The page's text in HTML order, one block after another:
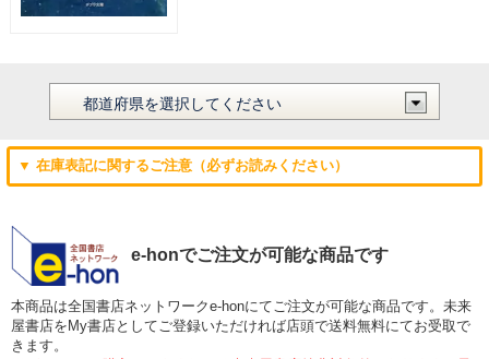
▼ 在庫表記に関するご注意（必ずお読みください）
e-honでご注文が可能な商品です
本商品は全国書店ネットワークe-honにてご注文が可能な商品です。未来
屋書店をMy書店としてご登録いただければ店頭で送料無料にてお受取で
きます。